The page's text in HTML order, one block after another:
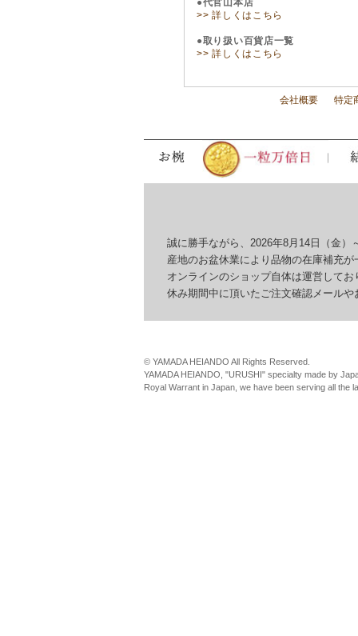
>> 詳しくはこちら
●取り扱い百貨店一覧
>> 詳しくはこちら
会社概要 特定
誠に勝手ながら、2026年8月14日（金）
産地のお盆休業により品物の在庫補充が
オンラインのショップ自体は運営してお
休み期間中に頂いたご注文確認メールや
© YAMADA HEIANDO All Rights Reserved.
YAMADA HEIANDO, "URUSHI" specialty made by
Royal Warrant in Japan, we have been serving all the